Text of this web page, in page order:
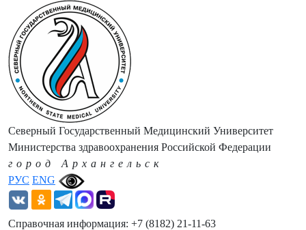
РУС ENG
Северный Государственный Медицинский Университет
Министерства здравоохранения Российской Федерации
город Архангельск
Справочная информация: +7 (8182) 21-11-63